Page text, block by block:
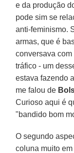
e da produção
pode sim se
anti-feminismo.
armas, que é
conversava
tráfico - um
estava fazendo
me falou de
Curioso aqui é
"bandido bom
O segundo
coluna muito